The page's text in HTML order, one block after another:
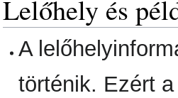
Lelőhely és
A
történik. Ezért